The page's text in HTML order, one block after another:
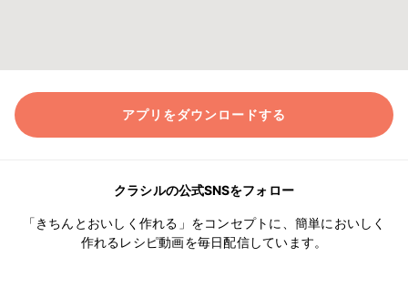
アプリをダウンロードする
クラシルの公式SNSをフォロー
「きちんとおいしく作れる」をコンセプトに、簡単においしく
作れるレシピ動画を毎日配信しています。